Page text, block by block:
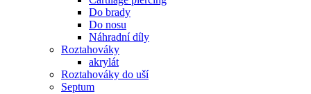
Do brady
Do nosu
Náhradní díly
Roztahováky
akrylát
Roztahováky do uší
Septum